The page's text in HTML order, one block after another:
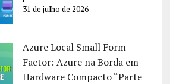
31 de julho de 2026
Azure Local Small Form
Factor: Azure na Borda em
Hardware Compacto “Parte